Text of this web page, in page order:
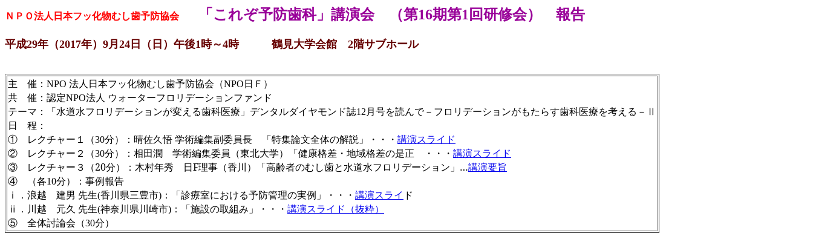
ＮＰＯ法人日本フッ化物むし歯予防協会 「これぞ予防歯科」講演会 （第16期第1回研修会） 報告
平成29年（2017年）9月24日（日）午後1時～4時 鶴見大学会館 2階サブホール
主 催： NPO 法人日本フッ化物むし歯予防協会（NPO日Ｆ）
共 催：認定NPO法人 ウォーターフロリデーションファンド
テーマ：「水道水フロリデーションが変える歯科医療」デンタルダイヤモンド誌12月号を読んで－フロリデーションがもたらす歯科医療を考える－Ⅱ
日 程 ：
① レクチャー１（30分）：晴佐久悟学術編集副委員長 「特集論文全体の解説」 ・・・ 講演スライド
② レクチャー２（30分）：相田潤 学術編集委員（東北大学）「健康格差・地域格差の是正 ・・・ 講演スライド
③ レクチャー３（20分）：木村年秀 日F理事（香川）「高齢者のむし歯と水道水フロリデーション」…講演要旨
④ （各10分）：事例報告
ⅰ
．浪越 建男 先生(香川県三豊市) ：「診療室における予防管理の実例」 ・・・ 講演スライ ド
ⅱ ．川越 元久 先生(神奈川県川崎市) ：「施設の取組み」 ・・・ 講演スライド（抜粋）
⑤ 全体討論会（30分）